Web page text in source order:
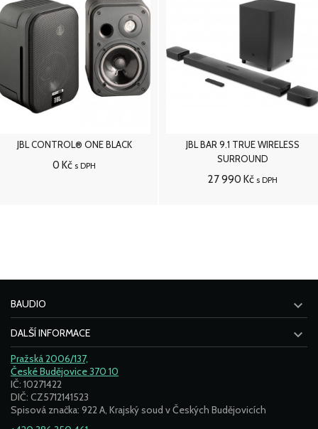
JBL CONTROL® ONE BLACK
0 Kč s DPH
JBL BAR 9.1 TRUE WIRELESS
SURROUND
27 990 Kčs DPH
BAUDIO 
DALŠÍ INFORMACE 
Pražská 2006/137,
České Budějovice 370 10
IČ: 10271422
DIČ: CZ5712141523
Spisová značka: 922 A, Krajský soud v Českých Budějovicích